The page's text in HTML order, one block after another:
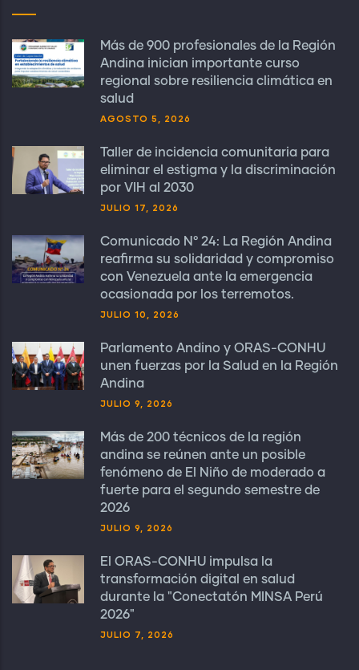
Más de 900 profesionales de la Región
Andina inician importante curso
regional sobre resiliencia climática en
salud
AGOSTO 5, 2026
Taller de incidencia comunitaria para
eliminar el estigma y la discriminación
por VIH al 2030
JULIO 17, 2026
Comunicado N° 24: La Región Andina
reafirma su solidaridad y compromiso
con Venezuela ante la emergencia
ocasionada por los terremotos.
JULIO 10, 2026
Parlamento Andino y ORAS-CONHU
unen fuerzas por la Salud en la Región
Andina
JULIO 9, 2026
Más de 200 técnicos de la región
andina se reúnen ante un posible
fenómeno de El Niño de moderado a
fuerte para el segundo semestre de
2026
JULIO 9, 2026
El ORAS-CONHU impulsa la
transformación digital en salud
durante la "Conectatón MINSA Perú
2026"
JULIO 7, 2026